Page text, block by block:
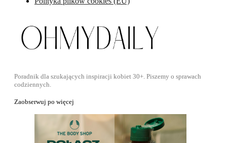
Poradnik dla szukających inspiracji kobiet 30+. Piszemy o sprawach
codziennych.
Zaobserwuj po więcej